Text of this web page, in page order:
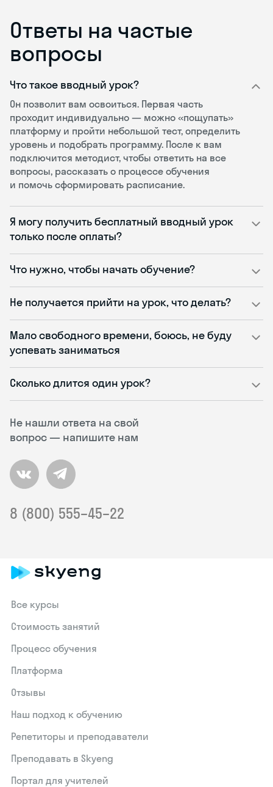
Ответы на частые
вопросы
Не нашли ответа на свой
вопрос — напишите нам
8 (800) 555–45–22
Что такое вводный урок?
Он позволит вам освоиться. Первая часть
проходит индивидуально — можно «пощупать»
платформу и пройти небольшой тест, определить
уровень и подобрать программу. После к вам
подключится методист, чтобы ответить на все
вопросы, рассказать о процессе обучения
и помочь сформировать расписание.
Я могу получить бесплатный вводный урок
только после оплаты?
Что нужно, чтобы начать обучение?
Не получается прийти на урок, что делать?
Мало свободного времени, боюсь, не буду
успевать заниматься
Сколько длится один урок?
Все курсы
Стоимость занятий
Процесс обучения
Платформа
Отзывы
Наш подход к обучению
Репетиторы и преподаватели
Преподавать в Skyeng
Портал для учителей